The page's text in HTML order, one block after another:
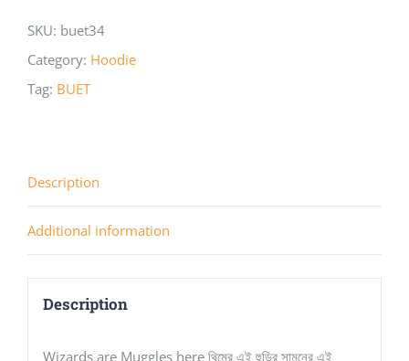
SKU: buet34
Category: Hoodie
Tag: BUET
Description
Additional information
Description
Wizards are Muggles here থিমের এই হুডির সামনের এই